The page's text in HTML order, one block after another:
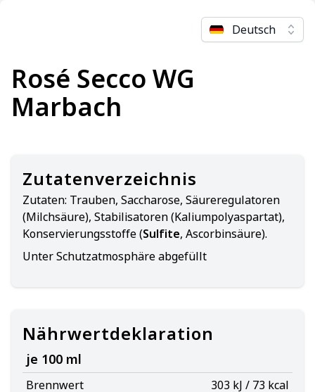
Deutsch
Rosé Secco WG
Marbach
Zutatenverzeichnis
Zutaten: Trauben, Saccharose, Säureregulatoren
(Milchsäure), Stabilisatoren (Kaliumpolyaspartat),
Konservierungsstoffe (Sulfite, Ascorbinsäure).
Unter Schutzatmosphäre abgefüllt
Nährwertdeklaration
je 100 ml
Brennwert
303 kJ / 73 kcal